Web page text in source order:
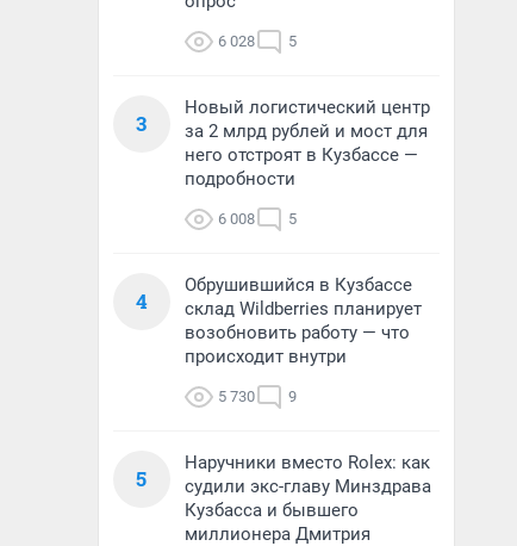
6 028 5
3
Новый логистический центр
за 2 млрд рублей и мост для
него отстроят в Кузбассе —
подробности
6 008 5
4
Обрушившийся в Кузбассе
склад Wildberries планирует
возобновить работу — что
происходит внутри
5 730 9
5
Наручники вместо Rolex: как
судили экс-главу Минздрава
Кузбасса и бывшего
миллионера Дмитрия